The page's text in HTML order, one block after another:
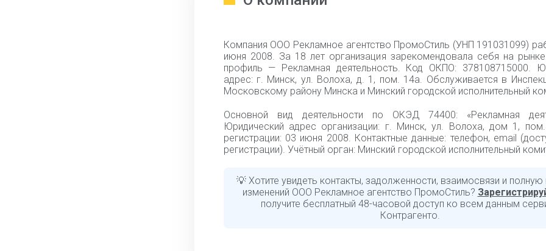
Компания ООО Рекламное агентство ПромоСтиль (УНП 191031099)
июня 2008. За 18 лет организация зарекомендовала себя на
профиль — Рекламная деятельность. Код ОКПО: 378108715000.
адрес: г. Минск, ул. Волоха, д. 1, пом. 14а. Обслуживается в
Московскому району Минска и Минский городской исполнительный
Основной вид деятельности по ОКЭД 74400: «Рекламная
Юридический адрес организации: г. Минск, ул. Волоха, дом 1,
регистрации: 03 июня 2008. Контактные данные: телефон, email
регистрации). Учётный орган: Минский городской исполнительный
💡 Хотите увидеть контакты, задолженности, взаимосвязи и
изменений ООО Рекламное агентство ПромоСтиль?
получите бесплатный 48-часовой доступ ко всем данным
Контрагенто.